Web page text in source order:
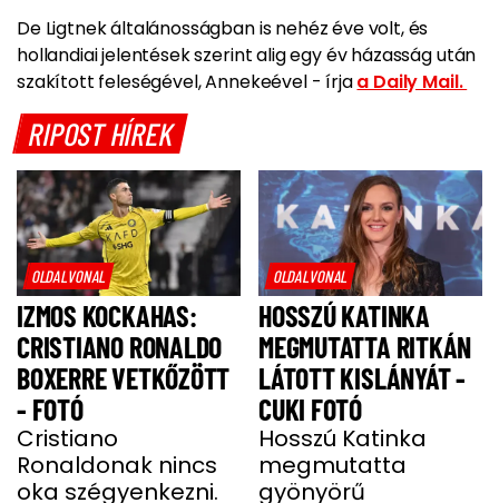
De Ligtnek általánosságban is nehéz éve volt, és
hollandiai jelentések szerint alig egy év házasság után
szakított feleségével, Annekeével - írjaa Daily Mail.
RIPOST HÍREK
OLDALVONAL
IZMOS KOCKAHAS:
CRISTIANO RONALDO
BOXERRE VETKŐZÖTT
- FOTÓ
Cristiano
Ronaldonak nincs
oka szégyenkezni.
OLDALVONAL
HOSSZÚ KATINKA
MEGMUTATTA RITKÁN
LÁTOTT KISLÁNYÁT -
CUKI FOTÓ
Hosszú Katinka
megmutatta
gyönyörű